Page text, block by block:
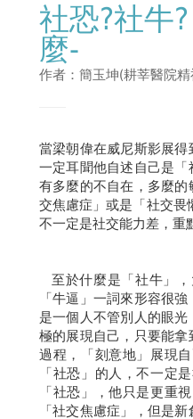
社恐?社牛
麼-
作者：簡玉坤(耕莘醫院
當梁朝偉在威尼斯影展
一定耳聞他自述自己是
有多麼的不自在，多麼
交焦慮症」或是「社交畏
不一定是社交能力差，重
至於什麼是「社牛」
「牛逼」一詞來形容很
是一個人不管別人的眼
極的展現自己，只要能
過程，「刻意地」展現
「社恐」的人，不一定
「社恐」，他只是更重
「社交焦慮症」，但是